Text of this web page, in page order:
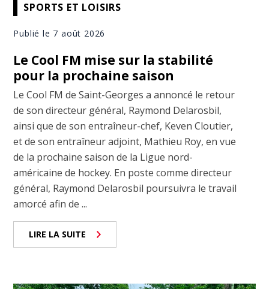
SPORTS ET LOISIRS
Publié le 7 août 2026
Le Cool FM mise sur la stabilité
pour la prochaine saison
Le Cool FM de Saint-Georges a annoncé le retour
de son directeur général, Raymond Delarosbil,
ainsi que de son entraîneur-chef, Keven Cloutier,
et de son entraîneur adjoint, Mathieu Roy, en vue
de la prochaine saison de la Ligue nord-
américaine de hockey. En poste comme directeur
général, Raymond Delarosbil poursuivra le travail
amorcé afin de ...
LIRE LA SUITE